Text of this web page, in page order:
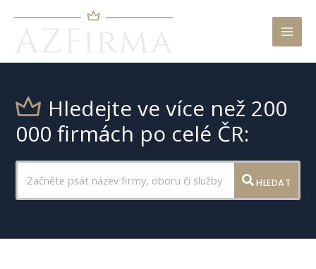
Hledejte ve více než 200
000 firmách po celé ČR:
HLEDAT